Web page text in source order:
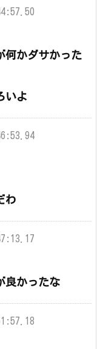
何かダサかった
いよ
わ
良かったな